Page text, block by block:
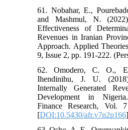
61. Nobahar, E.,
and Mashmul, N.
Effectiveness of
Revenues in Iranian
Approach. Applied
9, Issue 2, pp. 191-222.
62. Omodero, C. O.,
Ihendinihu, J. U.
Internally Generated
Development in
Finance Research, Vol.
[DOI:10.5430/afr.v7n2p166]